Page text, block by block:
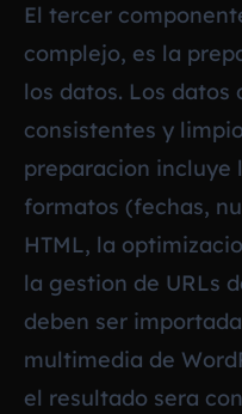
El tercer
complejo, es la
los datos. Los datos
consistentes y
preparacion incluye
formatos (fechas,
HTML, la
la gestion de URLs
deben ser
multimedia de
el resultado sera